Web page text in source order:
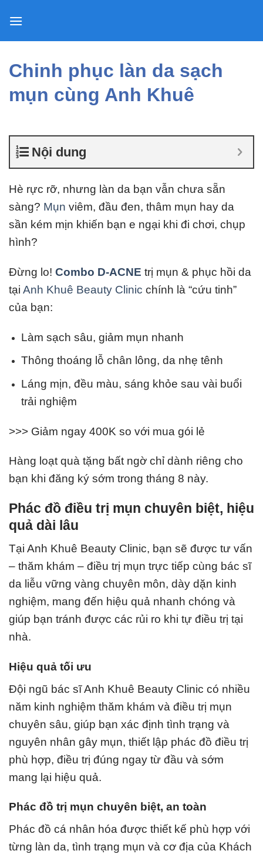
Chinh phục làn da sạch
mụn cùng Anh Khuê
Nội dung
Hè rực rỡ, nhưng làn da bạn vẫn chưa sẵn
sàng? Mụn viêm, đầu đen, thâm mụn hay da
sần kém mịn khiến bạn e ngại khi đi chơi, chụp
hình?
Đừng lo! Combo D-ACNE trị mụn & phục hồi da
tại Anh Khuê Beauty Clinic chính là “cứu tinh”
của bạn:
Làm sạch sâu, giảm mụn nhanh
Thông thoáng lỗ chân lông, da nhẹ tênh
Láng mịn, đều màu, sáng khỏe sau vài buổi
trải nghiệm
>>> Giảm ngay 400K so với mua gói lẻ
Hàng loạt quà tặng bất ngờ chỉ dành riêng cho
bạn khi đăng ký sớm trong tháng 8 này.
Phác đồ điều trị mụn chuyên biệt, hiệu
quả dài lâu
Tại Anh Khuê Beauty Clinic, bạn sẽ được tư vấn
– thăm khám – điều trị mụn trực tiếp cùng bác sĩ
da liễu vững vàng chuyên môn, dày dặn kinh
nghiệm, mang đến hiệu quả nhanh chóng và
giúp bạn tránh được các rủi ro khi tự điều trị tại
nhà.
Hiệu quả tối ưu
Đội ngũ bác sĩAnh Khuê Beauty Clinic có nhiều
năm kinh nghiệm thăm khám và điều trị mụn
chuyên sâu, giúp bạn xác định tình trạng và
nguyên nhân gây mụn, thiết lập phác đồ điều trị
phù hợp, điều trị đúng ngay từ đầu và sớm
mang lại hiệu quả.
Phác đồ trị mụn chuyên biệt, an toàn
Phác đồ cá nhân hóa được thiết kế phù hợp với
từng làn da, tình trạng mụn và cơ địa của Khách